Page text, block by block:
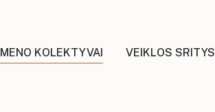
MENO KOLEKTYVAI VEIKLOS SRITYS